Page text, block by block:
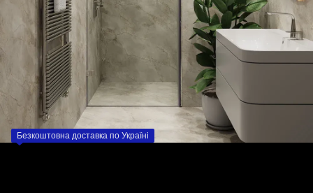
Безкоштовна доставка по Україні